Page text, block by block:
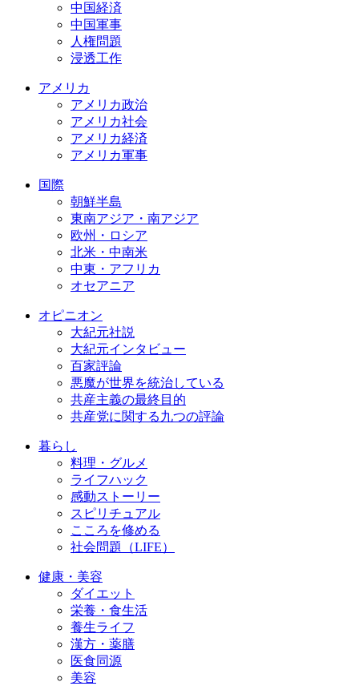
中国経済
中国軍事
人権問題
浸透工作
アメリカ
アメリカ政治
アメリカ社会
アメリカ経済
アメリカ軍事
国際
朝鮮半島
東南アジア・南アジア
欧州・ロシア
北米・中南米
中東・アフリカ
オセアニア
オピニオン
大紀元社説
大紀元インタビュー
百家評論
悪魔が世界を統治している
共産主義の最終目的
共産党に関する九つの評論
暮らし
料理・グルメ
ライフハック
感動ストーリー
スピリチュアル
こころを修める
社会問題（LIFE）
健康・美容
ダイエット
栄養・食生活
養生ライフ
漢方・薬膳
医食同源
美容